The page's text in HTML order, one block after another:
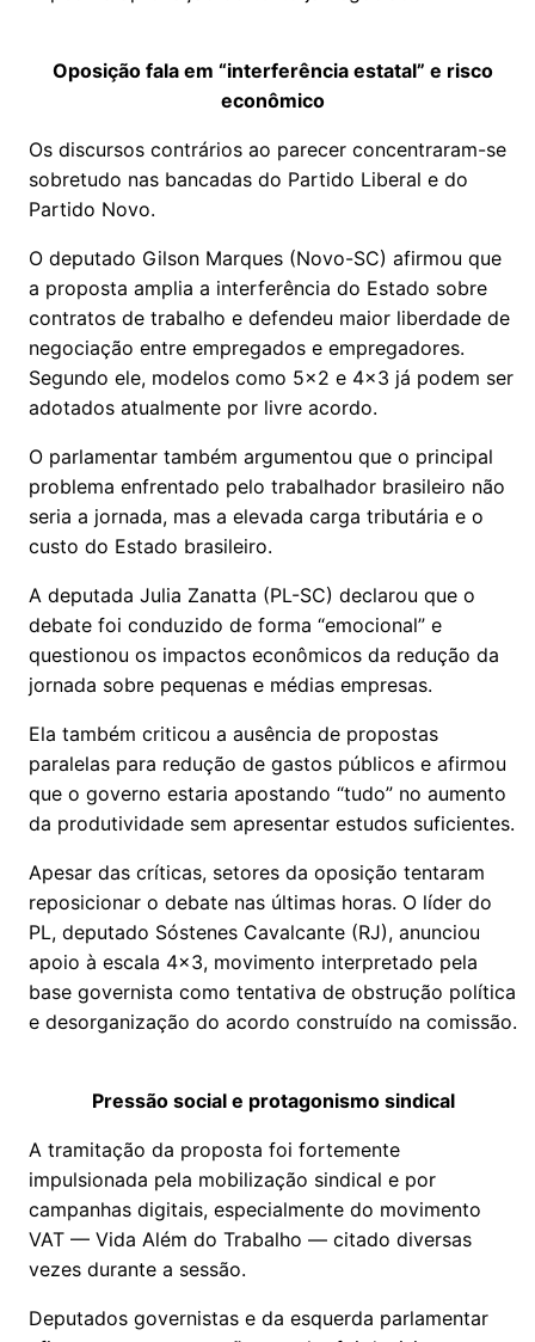
Oposição fala em “interferência estatal” e risco
econômico
Os discursos contrários ao parecer concentraram-se
sobretudo nas bancadas do Partido Liberal e do
Partido Novo.
O deputado Gilson Marques (Novo-SC) afirmou que
a proposta amplia a interferência do Estado sobre
contratos de trabalho e defendeu maior liberdade de
negociação entre empregados e empregadores.
Segundo ele, modelos como 5x2 e 4x3 já podem ser
adotados atualmente por livre acordo.
O parlamentar também argumentou que o principal
problema enfrentado pelo trabalhador brasileiro não
seria a jornada, mas a elevada carga tributária e o
custo do Estado brasileiro.
A deputada Julia Zanatta (PL-SC) declarou que o
debate foi conduzido de forma “emocional” e
questionou os impactos econômicos da redução da
jornada sobre pequenas e médias empresas.
Ela também criticou a ausência de propostas
paralelas para redução de gastos públicos e afirmou
que o governo estaria apostando “tudo” no aumento
da produtividade sem apresentar estudos suficientes.
Apesar das críticas, setores da oposição tentaram
reposicionar o debate nas últimas horas. O líder do
PL, deputado Sóstenes Cavalcante (RJ), anunciou
apoio à escala 4x3, movimento interpretado pela
base governista como tentativa de obstrução política
e desorganização do acordo construído na comissão.
Pressão social e protagonismo sindical
A tramitação da proposta foi fortemente
impulsionada pela mobilização sindical e por
campanhas digitais, especialmente do movimento
VAT — Vida Além do Trabalho — citado diversas
vezes durante a sessão.
Deputados governistas e da esquerda parlamentar